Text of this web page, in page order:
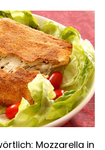
Mozzarella in